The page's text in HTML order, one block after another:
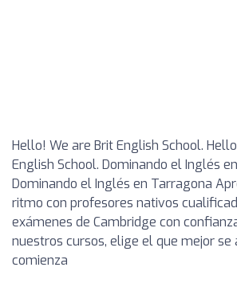
Hello! We are Brit English School.
English School. Dominando el Inglés
Dominando el Inglés en Tarragona
ritmo con profesores nativos
exámenes de Cambridge con
nuestros cursos, elige el que mejor se
comienza